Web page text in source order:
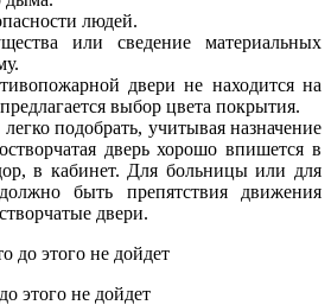
людей.
или сведение материальных
двери не находится на
выбор цвета покрытия.
подобрать, учитывая назначение
дверь хорошо впишется в
в кабинет. Для больницы или для
быть препятствия движения
двери.
этого не дойдет